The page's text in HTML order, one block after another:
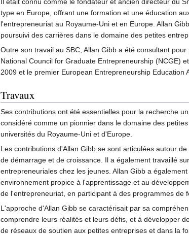
Il était connu comme le fondateur et ancien directeur du
type en Europe, offrant une formation et une éducation
l'entrepreneuriat au Royaume-Uni et en Europe. Allan
poursuivi des carrières dans le domaine des petites
Outre son travail au SBC, Allan Gibb a été consultant
National Council for Graduate Entrepreneurship (NCGE)
2009 et le premier European Entrepreneurship Education
Travaux
Ses contributions ont été essentielles pour la recherche
considéré comme un pionnier dans le domaine des
universités du Royaume-Uni et d'Europe.
Les contributions d'Allan Gibb se sont articulées autour
de démarrage et de croissance. Il a également travaillé
entrepreneuriales chez les jeunes. Allan Gibb a
environnement propice à l'apprentissage et au
de l'entrepreneuriat, en participant à des programmes
L'approche d'Allan Gibb se caractérisait par sa
comprendre leurs réalités et leurs défis, et à développer
de réseaux de soutien aux petites entreprises et dans la